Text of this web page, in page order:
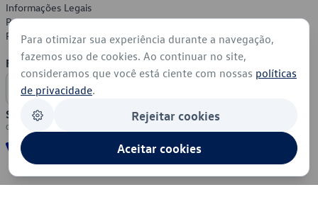
Informações Legais
Política de Privacidade
Política de Cookies
Formas de Pagamento
Segurança
Para otimizar sua experiência durante a navegação,
fazemos uso de cookies. Ao continuar no site,
consideramos que você está ciente com nossas políticas
de privacidade.
Rejeitar cookies
Aceitar cookies